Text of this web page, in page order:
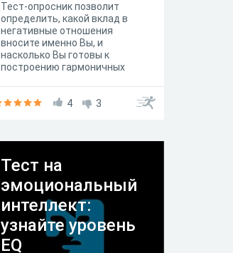
Тест-опросник позволит
определить, какой вклад в
негативные отношения
вносите именно Вы, и
насколько Вы готовы к
построению гармоничных
коллегами.
4 3
Тест на
эмоциональный
интеллект:
узнайте уровень
EQ